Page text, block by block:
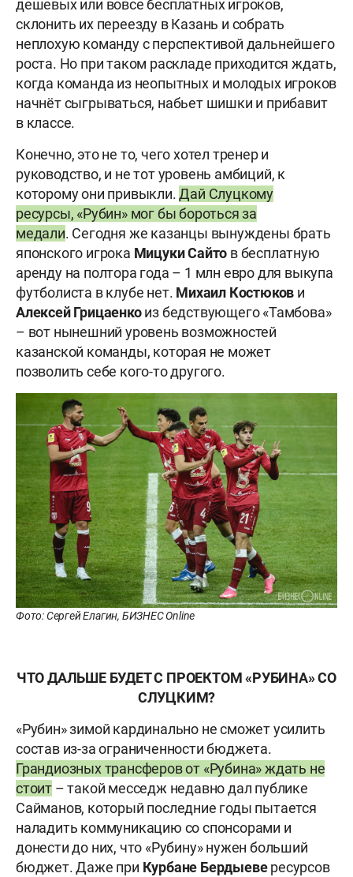
дешевых или вовсе бесплатных игроков,
склонить их переезду в Казань и собрать
неплохую команду с перспективой дальнейшего
роста. Но при таком раскладе приходится ждать,
когда команда из неопытных и молодых игроков
начнёт сыгрываться, набьет шишки и прибавит
в классе.
Конечно, это не то, чего хотел тренер и
руководство, и не тот уровень амбиций, к
которому они привыкли.Дай Слуцкому
ресурсы, «Рубин» мог бы бороться за
медали. Сегодня же казанцы вынуждены брать
японского игрока МицукиСайто в бесплатную
аренду на полтора года – 1 млн евро для выкупа
футболиста в клубе нет. Михаил Костюков и
АлексейГрицаенкоиз бедствующего «Тамбова»
– вот нынешний уровень возможностей
казанской команды, которая не может
позволить себе кого-то другого.
Фото: Сергей Елагин, БИЗНЕС Online
ЧТО ДАЛЬШЕ БУДЕТ С ПРОЕКТОМ «РУБИНА» СО
СЛУЦКИМ?
«Рубин» зимой кардинально не сможет усилить
состав из-за ограниченности бюджета.
Грандиозных трансферов от «Рубина» ждать не
стоит – такой месседж недавно дал публике
Сайманов, который последние годы пытается
наладить коммуникацию со спонсорами и
донести до них, что «Рубину» нужен больший
бюджет. Даже при Курбане Бердыевересурсов